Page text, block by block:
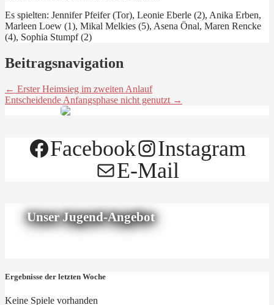
Es spielten: Jennifer Pfeifer (Tor), Leonie Eberle (2), Anika Erben,
Marleen Loew (1), Mikal Melkies (5), Asena Önal, Maren Rencke
(4), Sophia Stumpf (2)
Beitragsnavigation
← Erster Heimsieg im zweiten Anlauf
Entscheidende Anfangsphase nicht genutzt →
Facebook
Instagram
E-Mail
Unser Jugend-Angebot
Ergebnisse der letzten Woche
Keine Spiele vorhanden